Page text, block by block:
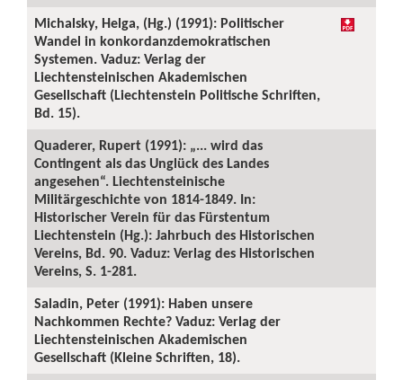
Michalsky, Helga, (Hg.) (1991): Politischer
Wandel in konkordanzdemokratischen
Systemen. Vaduz: Verlag der
Liechtensteinischen Akademischen
Gesellschaft (Liechtenstein Politische Schriften,
Bd. 15).
Quaderer, Rupert (1991): „... wird das
Contingent als das Unglück des Landes
angesehen“. Liechtensteinische
Militärgeschichte von 1814-1849. In:
Historischer Verein für das Fürstentum
Liechtenstein (Hg.): Jahrbuch des Historischen
Vereins, Bd. 90. Vaduz: Verlag des Historischen
Vereins, S. 1-281.
Saladin, Peter (1991): Haben unsere
Nachkommen Rechte? Vaduz: Verlag der
Liechtensteinischen Akademischen
Gesellschaft (Kleine Schriften, 18).